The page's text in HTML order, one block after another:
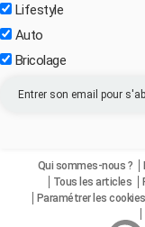
Lifestyle
Auto
Bricolage
Qui sommes-nous ?
Tous les articles
Paramétrer les cookies